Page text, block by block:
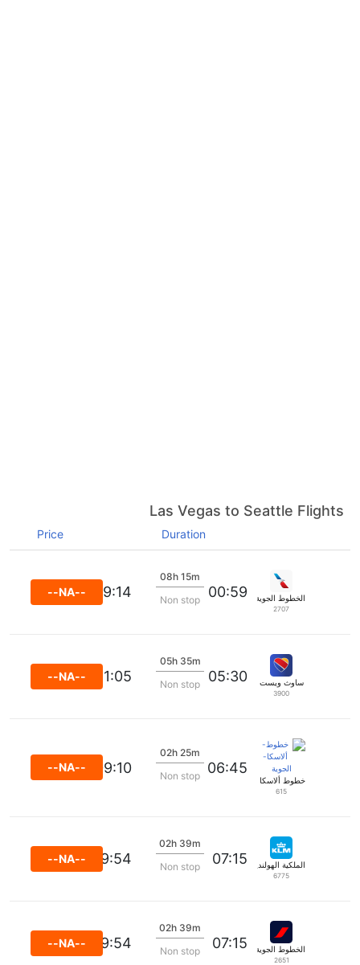
Las Vegas to Seattle Flights
Duration
Price
الخطوط الجوية الأمريكية
2707
00:59
08h 15m
Non stop
09:14
--NA--
ساوث ويست
3900
05:30
05h 35m
Non stop
11:05
--NA--
خطوط ألاسكا الجوية
615
06:45
02h 25m
Non stop
09:10
--NA--
الملكية الهولندية كي إل إم
6775
07:15
02h 39m
Non stop
09:54
--NA--
الخطوط الجوية الفرنسية
2651
07:15
02h 39m
Non stop
09:54
--NA--